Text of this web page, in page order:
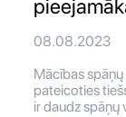
08.08.2023
Mācības
pateicoties
ir daudz spāņų